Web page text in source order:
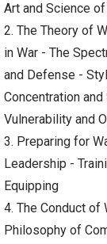
Art and Science of
2. The Theory of
in War - The
and Defense -
Concentration
Vulnerability and
3. Preparing for
Leadership -
Equipping
4. The Conduct of
Philosophy of